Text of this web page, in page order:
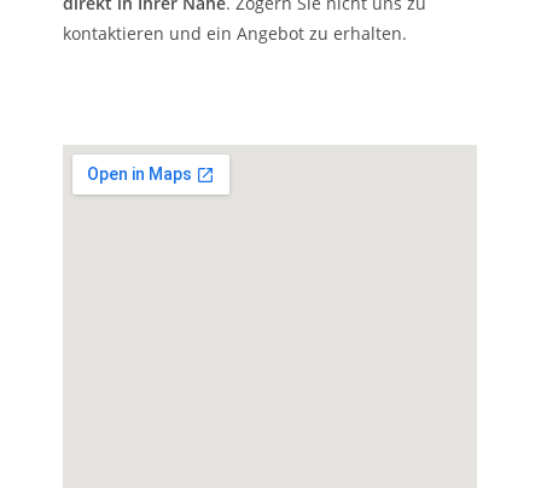
kontaktieren und ein Angebot zu erhalten.